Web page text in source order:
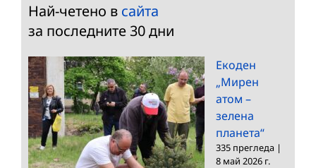
Най-четено в сайта
за последните 30 дни
Екоден
„Мирен
атом –
зелена
планета“
335 прегледа |
8 май 2026 г.